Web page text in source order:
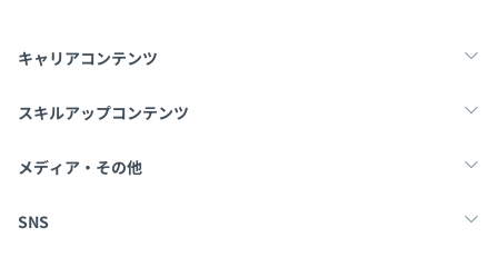
キャリアコンテンツ
転職・キャリア
スキルアップコンテンツ
学習
メディア・その他
Tech Team Journal
SNS